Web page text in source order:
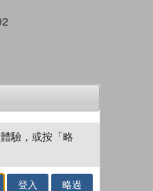
驗，或按「略
登入 略過